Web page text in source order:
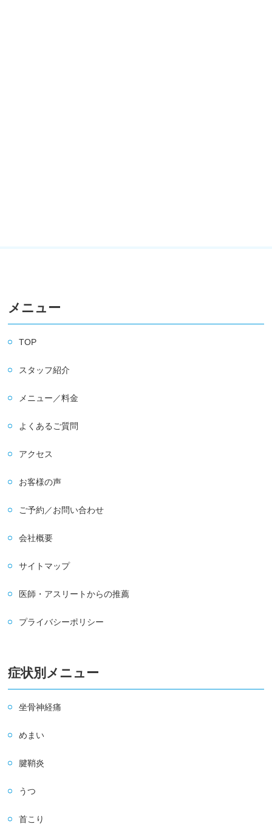
メニュー
TOP
スタッフ紹介
メニュー／料金
よくあるご質問
アクセス
お客様の声
ご予約／お問い合わせ
会社概要
サイトマップ
医師・アスリートからの推薦
プライバシーポリシー
症状別メニュー
坐骨神経痛
めまい
腱鞘炎
うつ
首こり